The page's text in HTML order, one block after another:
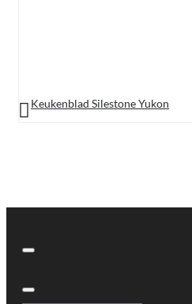
Keukenblad Silestone Yukon